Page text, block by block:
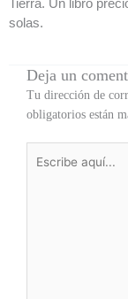
Tierra. Un libro
solas.
Deja un
Tu dirección de
obligatorios están
aquí...